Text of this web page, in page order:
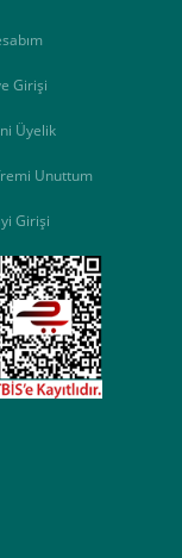
Girişi
Üyelik
Unuttum
Girişi